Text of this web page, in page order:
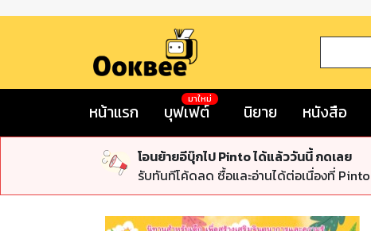
หน้าแรก บุฟเฟต์
มาใหม่
นิยาย หนังสือ
โอนย้ายอีบุ๊กไป Pinto ได้แล้ววันนี้ กดเลย
รับทันทีโค้ดลด ซื้อและอ่านได้ต่อเนื่องที่ Pinto